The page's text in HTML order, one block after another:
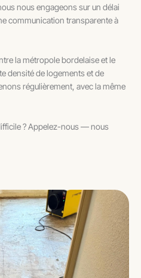
nous engageons sur un délai
communication transparente à
la métropole bordelaise et le
densité de logements et de
régulièrement, avec la même
? Appelez-nous — nous